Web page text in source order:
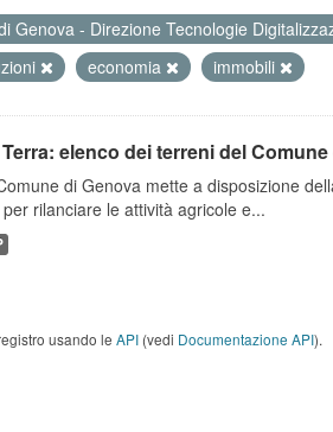
Genova - Direzione Tecnologie
economia immobili
elenco dei terreni del
di Genova mette a disposizione
rilanciare le attività agricole e...
usando le API (vedi Documentazione API).